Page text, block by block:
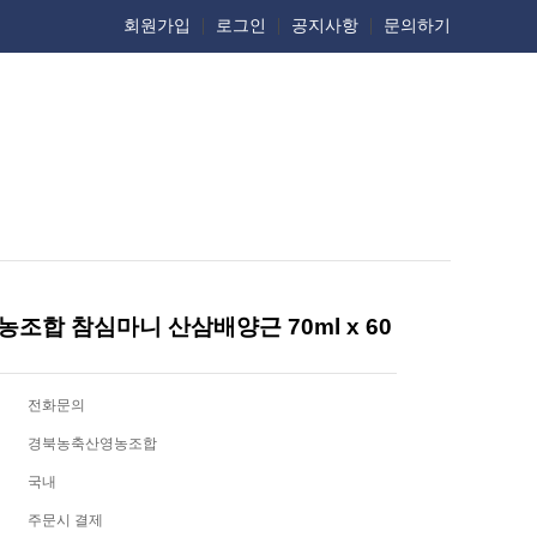
회원가입 로그인 공지사항 문의하기
조합 참심마니 산삼배양근 70ml x 60
전화문의
경북농축산영농조합
국내
주문시 결제